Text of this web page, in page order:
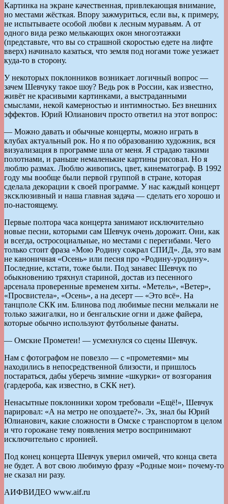
Картинка на экране качественная, привлекающая внимание,
но местами жёсткая. Впору зажмуриться, если вы, к примеру,
не испытываете особой любви к лесным муравьям. А от
одного вида резко мелькающих окон многоэтажки
(представьте, что вы со страшной скоростью едете на лифте
вверх) начинало казаться, что земля под ногами тоже уезжает
куда-то в сторону.
У некоторых поклонников возникает логичный вопрос —
зачем Шевчуку такое шоу? Ведь рок в России, как известно,
живёт не красивыми картинками, а выстраданными
смыслами, некой камерностью и интимностью. Без внешних
эффектов. Юрий Юлианович просто ответил на этот вопрос:
— Можно давать и обычные концерты, можно играть в
клубах актуальный рок. Но я по образованию художник, вся
визуализация в программе шла от меня. Я страдаю такими
полотнами, и раньше немаленькие картины рисовал. Но я
люблю размах. Люблю живопись, цвет, кинематограф. В 1992
году мы вообще были первой группой в стране, которая
сделала декорации к своей программе. У нас каждый концерт
эксклюзивный и наша главная задача — сделать его хорошо и
по-настоящему.
Первые полтора часа концерта занимают исключительно
новые песни, которыми сам Шевчук очень дорожит. Они, как
и всегда, остросоциальные, но местами с перегибами. Чего
только стоит фраза «Мою Родину сожрал СПИД». Да, это вам
не каноничная «Осень» или песня про «Родину-уродину».
Последние, кстати, тоже были. Под занавес Шевчук по
обыкновению тряхнул стариной, достав из песенного
арсенала проверенные временем хиты. «Метель», «Ветер»,
«Просвистела», «Осень», а на десерт — «Это всё». На
танцполе СКК им. Блинова под любимые песни мелькали не
только зажигалки, но и бенгальские огни и даже файера,
которые обычно используют футбольные фанаты.
— Омские Прометеи! — усмехнулся со сцены Шевчук.
Нам с фотографом не повезло — с «прометеями» мы
находились в непосредственной близости, и пришлось
постараться, дабы уберечь зимние «шкурки» от возгорания
(гардероба, как известно, в СКК нет).
Ненасытные поклонники хором требовали «Ещё!», Шевчук
парировал: «А на метро не опоздаете?». Эх, знал бы Юрий
Юлианович, какие сложности в Омске с транспортом в целом
и что горожане тему появления метро воспринимают
исключительно с иронией.
Под конец концерта Шевчук уверил омичей, что конца света
не будет. А вот свою любимую фразу «Родные мои» почему-то
не сказал ни разу.
АИФВИДЕО www.aif.ru